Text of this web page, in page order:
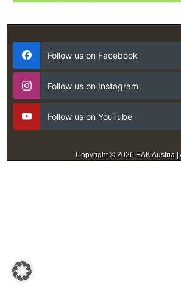
Follow us on Facebook
Follow us on Instagram
Follow us on YouTube
Copyright © 2026 EAK Austria